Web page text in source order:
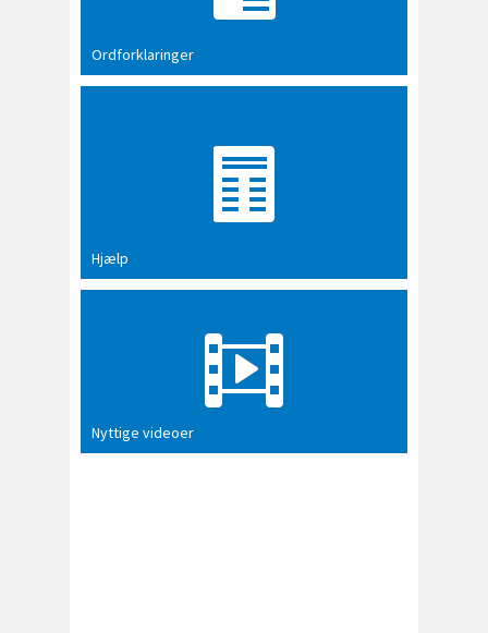
Ordforklaringer
Hjælp
Nyttige videoer